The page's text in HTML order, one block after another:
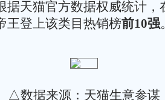
据天猫官方数据权威统计，
王登上该类目热销榜前10强
△数据来源：天猫生意参谋